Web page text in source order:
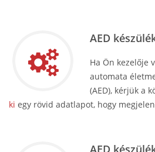
AED
Ha Ön kezelője
automata
(AED), kérjük a
ki egy rövid adatlapot, hogy
AED